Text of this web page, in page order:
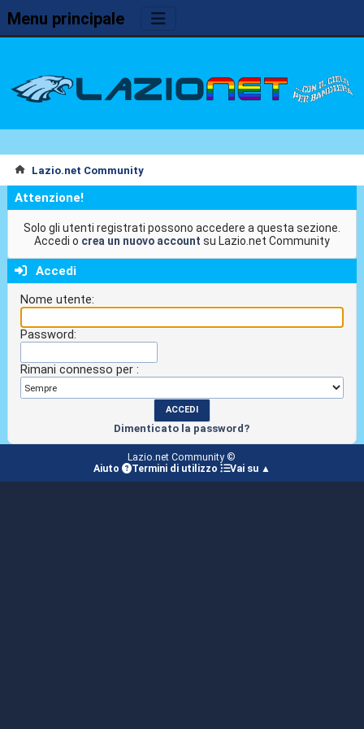
Menu principale
Lazio.net Community
Attenzione!
Solo gli utenti registrati possono accedere a questa sezione.
Accedi o crea un nuovo account su Lazio.net Community
Accedi
Nome utente:
Password:
Rimani connesso per :
Dimenticato la password?
Lazio.net Community ©
Aiuto
Termini di utilizzo Vai su ▲